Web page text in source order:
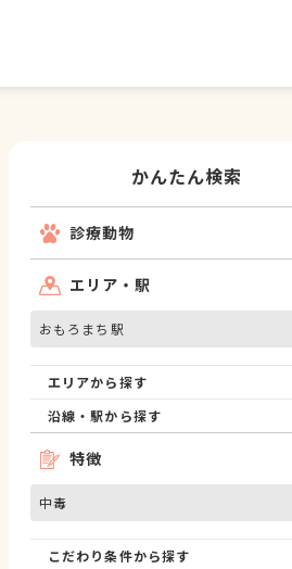
かんたん検索
診療動物
エリア・駅
おもろまち駅
エリアから探す
沿線・駅から探す
特徴
中毒
こだわり条件から探す